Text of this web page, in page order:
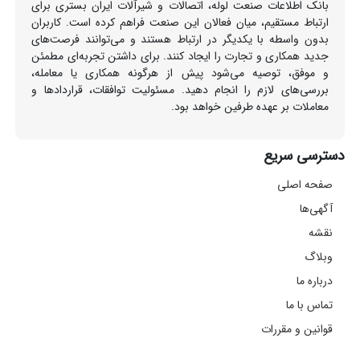
بانک اطلاعات صنعت لوله، اتصالات و شیرآلات ایران بستری برای
ارتباط مستقیم، میان فعالان این صنعت فراهم کرده است. کاربران
بدون واسطه با یکدیگر در ارتباط هستند و می‌توانند فرصت‌های
جدید همکاری و تجارت را ایجاد کنند. برای داشتن تجربه‌ای مطمئن
و موفق، توصیه می‌شود پیش از هرگونه همکاری یا معامله،
بررسی‌های لازم را انجام دهید. مسئولیت توافقات، قراردادها و
معاملات بر عهده طرفین خواهد بود.
دسترسی سریع
صفحه اصلی
آگهی‌ها
نقشه
وبلاگ
درباره ما
تماس با ما
قوانین و مقررات